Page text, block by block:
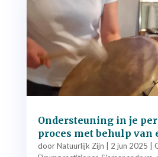
Ondersteuning in je
proces met behulp van
doorNatuurlijk Zijn 2 jun 2025